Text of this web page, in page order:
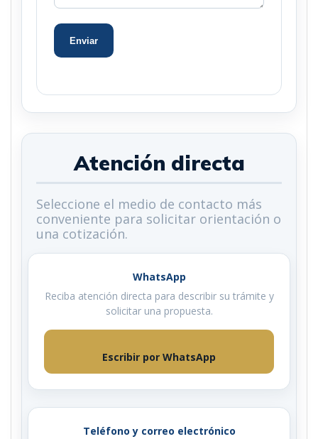
Enviar
Atención directa
Seleccione el medio de contacto más
conveniente para solicitar orientación o
una cotización.
WhatsApp
Reciba atención directa para describir su trámite y
solicitar una propuesta.
Escribir por WhatsApp
Teléfono y correo electrónico